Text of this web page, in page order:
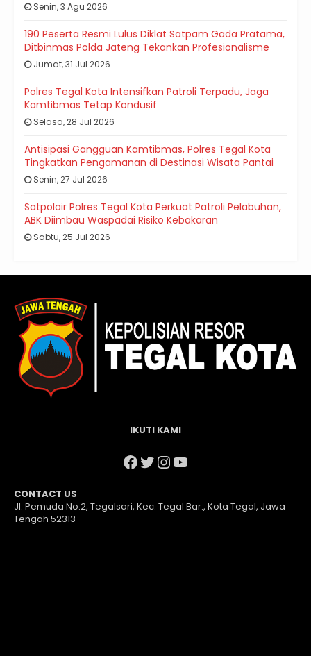
Senin, 3 Agu 2026
190 Peserta Resmi Lulus Diklat Satpam Gada Pratama,
Ditbinmas Polda Jateng Tekankan Profesionalisme
Jumat, 31 Jul 2026
Polres Tegal Kota Intensifkan Patroli Terpadu, Jaga
Kamtibmas Tetap Kondusif
Selasa, 28 Jul 2026
Antisipasi Gangguan Kamtibmas, Polres Tegal Kota
Tingkatkan Pengamanan di Destinasi Wisata Pantai
Senin, 27 Jul 2026
Satpolair Polres Tegal Kota Perkuat Patroli Pelabuhan,
ABK Diimbau Waspadai Risiko Kebakaran
Sabtu, 25 Jul 2026
IKUTI KAMI
Facebook
Twitter
Instagram
YouTube
CONTACT US
Jl. Pemuda No.2, Tegalsari, Kec. Tegal Bar., Kota Tegal, Jawa
Tengah 52313